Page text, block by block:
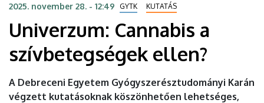
DEBRECENI
EGYETEM
2025. november 28. - 12:49 GYTK KUTATÁS
Univerzum: Cannabis a
szívbetegségek ellen?
A Debreceni Egyetem Gyógyszerésztudományi Karán
végzett kutatásoknak köszönhetően lehetséges,